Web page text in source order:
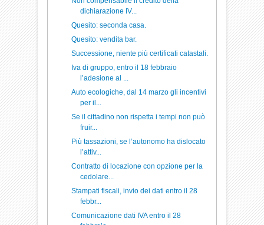
dichiarazione IV...
Quesito: seconda casa.
Quesito: vendita bar.
Successione, niente più certificati catastali.
Iva di gruppo, entro il 18 febbraio
l’adesione al ...
Auto ecologiche, dal 14 marzo gli incentivi
per il...
Se il cittadino non rispetta i tempi non può
fruir...
Più tassazioni, se l’autonomo ha dislocato
l’attiv...
Contratto di locazione con opzione per la
cedolare...
Stampati fiscali, invio dei dati entro il 28
febbr...
Comunicazione dati IVA entro il 28